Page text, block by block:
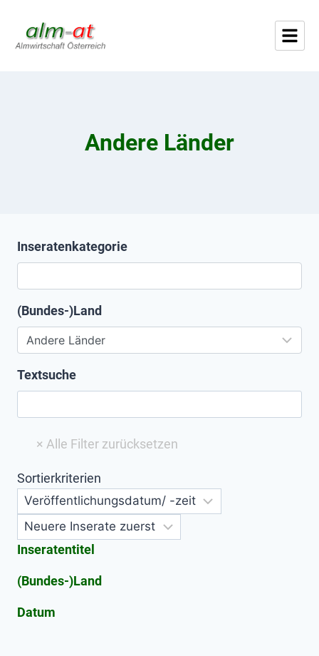
Andere Länder
Inseratenkategorie
(Bundes-)Land
Textsuche
Sortierkriterien
Inseratentitel
(Bundes-)Land
Datum